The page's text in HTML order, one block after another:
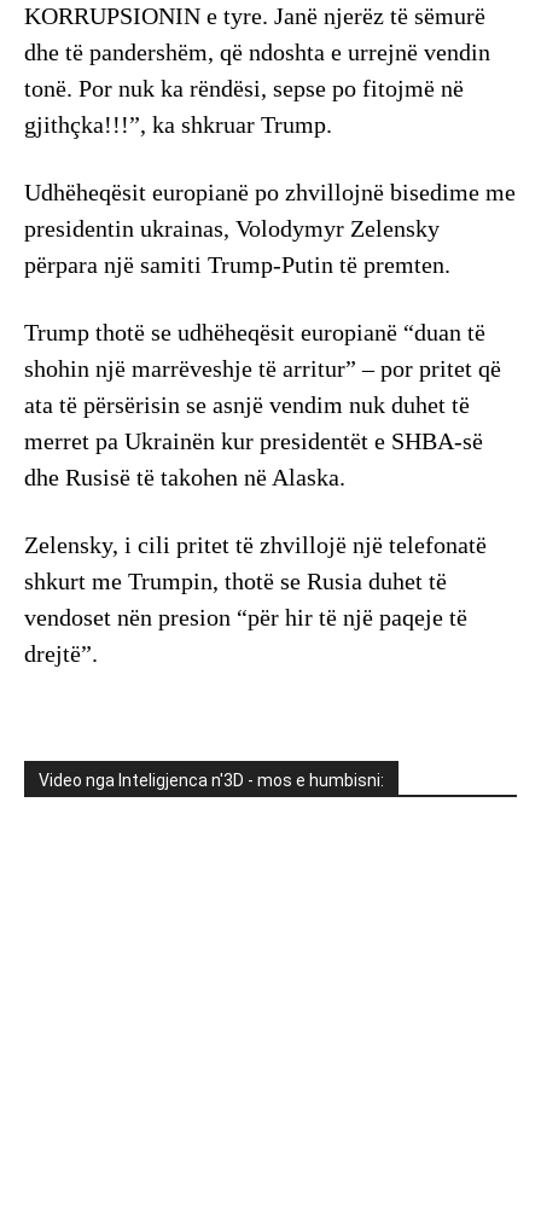
KORRUPSIONIN e tyre. Janë njerëz të sëmurë
dhe të pandershëm, që ndoshta e urrejnë vendin
tonë. Por nuk ka rëndësi, sepse po fitojmë në
gjithçka!!!”, ka shkruar Trump.
Udhëheqësit europianë po zhvillojnë bisedime me
presidentin ukrainas, Volodymyr Zelensky
përpara një samiti Trump-Putin të premten.
Trump thotë se udhëheqësit europianë “duan të
shohin një marrëveshje të arritur” – por pritet që
ata të përsërisin se asnjë vendim nuk duhet të
merret pa Ukrainën kur presidentët e SHBA-së
dhe Rusisë të takohen në Alaska.
Zelensky, i cili pritet të zhvillojë një telefonatë
shkurt me Trumpin, thotë se Rusia duhet të
vendoset nën presion “për hir të një paqeje të
drejtë”.
Video nga Inteligjenca n'3D - mos e humbisni: